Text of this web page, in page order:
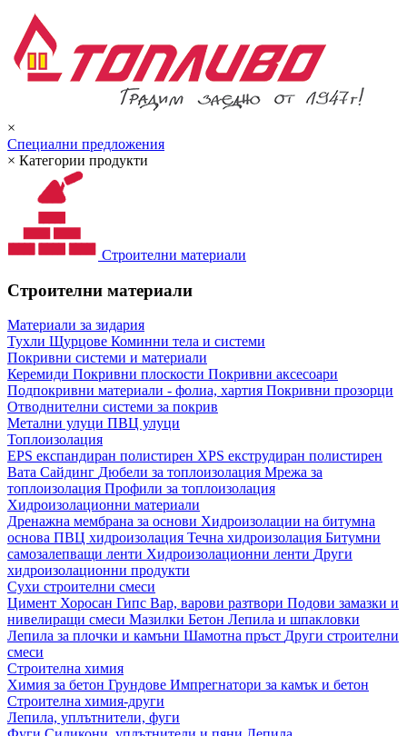
×
Специални предложения
× Категории продукти
Строителни материали
Строителни материали
Материали за зидария
Тухли Щурцове Коминни тела и системи
Покривни системи и материали
Керемиди Покривни плоскости Покривни аксесоари
Подпокривни материали - фолиа, хартия Покривни прозорци
Отводнителни системи за покрив
Метални улуци ПВЦ улуци
Топлоизолация
EPS експандиран полистирен XPS екструдиран полистирен
Вата Сайдинг Дюбели за топлоизолация Мрежа за
топлоизолация Профили за топлоизолация
Хидроизолационни материали
Дренажна мембрана за основи Хидроизолации на битумна
основа ПВЦ хидроизолация Течна хидроизолация Битумни
самозалепващи ленти Хидроизолационни ленти Други
хидроизолационни продукти
Сухи строителни смеси
Цимент Хоросан Гипс Вар, варови разтвори Подови замазки и
нивелиращи смеси Мазилки Бетон Лепила и шпакловки
Лепила за плочки и камъни Шамотна пръст Други строителни
смеси
Строителна химия
Химия за бетон Грундове Импрегнатори за камък и бетон
Строителна химия-други
Лепила, уплътнители, фуги